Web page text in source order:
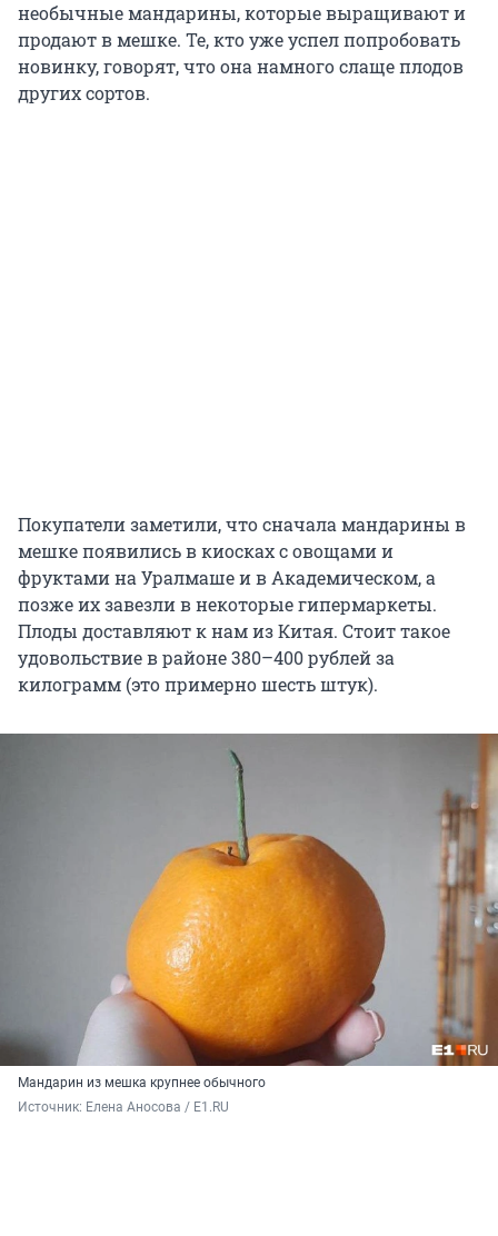
необычные мандарины, которые выращивают и
продают в мешке. Те, кто уже успел попробовать
новинку, говорят, что она намного слаще плодов
других сортов.
Покупатели заметили, что сначала мандарины в
мешке появились в киосках с овощами и
фруктами на Уралмаше и в Академическом, а
позже их завезли в некоторые гипермаркеты.
Плоды доставляют к нам из Китая. Стоит такое
удовольствие в районе 380–400 рублей за
килограмм (это примерно шесть штук).
Мандарин из мешка крупнее обычного
Источник: Елена Аносова / E1.RU